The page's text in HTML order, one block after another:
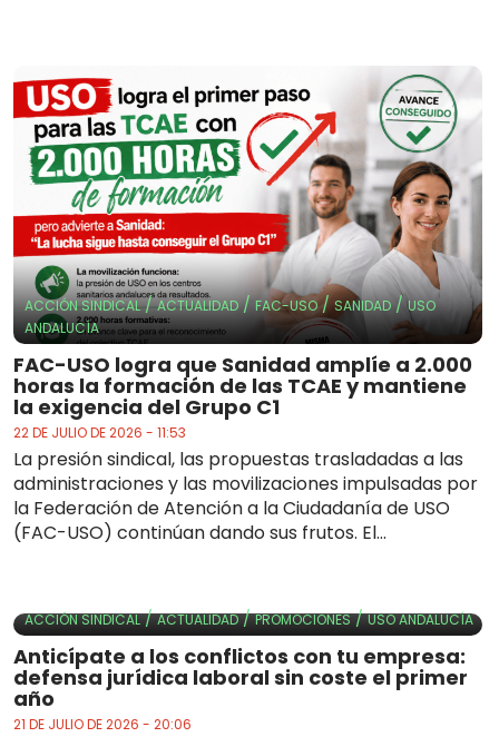
ACCIÓN SINDICAL/ACTUALIDAD/FAC-USO/SANIDAD/USO
ANDALUCÍA
FAC-USO logra que Sanidad amplíe a 2.000
horas la formación de las TCAE y mantiene
la exigencia del Grupo C1
22 DE JULIO DE 2026 - 11:53
La presión sindical, las propuestas trasladadas a las
administraciones y las movilizaciones impulsadas por
la Federación de Atención a la Ciudadanía de USO
(FAC-USO) continúan dando sus frutos. El...
ACCIÓN SINDICAL/ACTUALIDAD/PROMOCIONES/USO ANDALUCÍA
Anticípate a los conflictos con tu empresa:
defensa jurídica laboral sin coste el primer
año
21 DE JULIO DE 2026 - 20:06